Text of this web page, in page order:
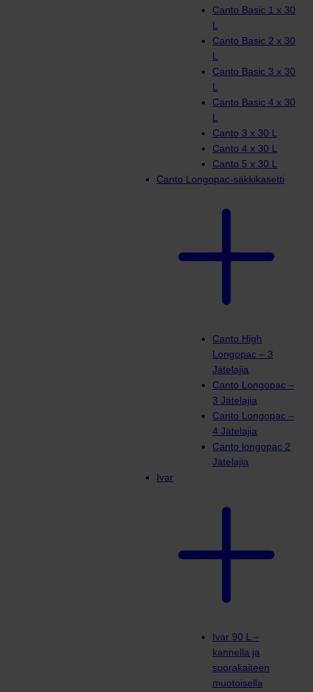
Canto Basic 1 x 30
L
Canto Basic 2 x 30
L
Canto Basic 3 x 30
L
Canto Basic 4 x 30
L
Canto 3 x 30 L
Canto 4 x 30 L
Canto 5 x 30 L
Canto Longopac-säkkikasetti
Canto High
Longopac – 3
Jätelajia
Canto Longopac –
3 Jätelajia
Canto Longopac –
4 Jätelajia
Canto longopac 2
Jätelajia
Ivar
Ivar 90 L –
kannella ja
suorakaiteen
muotoisella